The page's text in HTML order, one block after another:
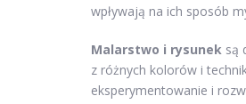
wpływają na ich sposób
Malarstwo i rysunek są
z różnych kolorów i
eksperymentowanie i